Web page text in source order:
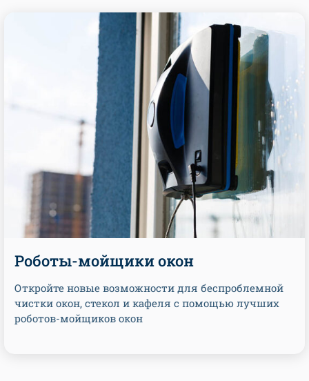
Роботы-мойщики окон
Откройте новые возможности для беспроблемной
чистки окон, стекол и кафеля с помощью лучших
роботов-мойщиков окон